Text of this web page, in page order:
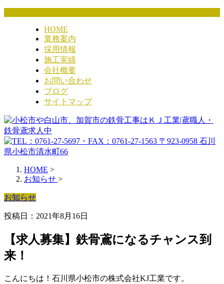
HOME
業務案内
採用情報
施工実績
会社概要
お問い合わせ
ブログ
サイトマップ
HOME >
お知らせ >
お知らせ
投稿日：2021年8月16日
【求人募集】鉄骨鳶になるチャンス到
来！
こんにちは！石川県小松市の株式会社KJ工業です。